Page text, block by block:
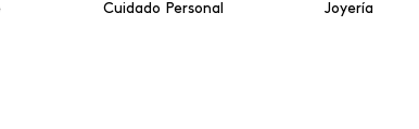
Cuidado Personal Joyería